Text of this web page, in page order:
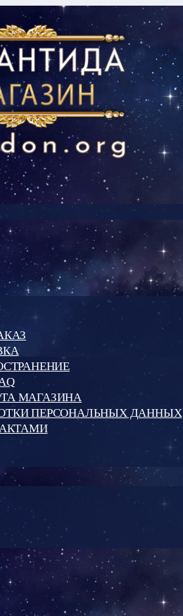
МАГАЗИНА
ПЕРСОНАЛЬНЫХ ДАННЫХ